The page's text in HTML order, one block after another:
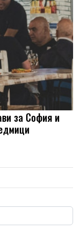
за София и